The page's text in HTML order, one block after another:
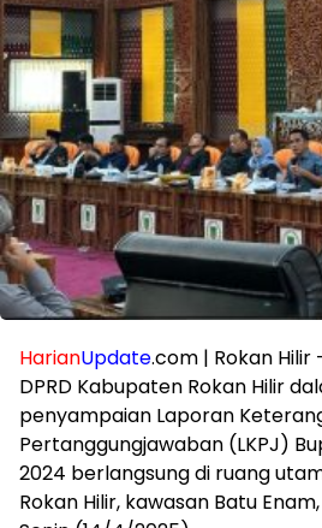
HarianUpdate.com | Rokan
DPRD Kabupaten Rokan Hilir
penyampaian Laporan
Pertanggungjawaban (LKPJ)
2024 berlangsung di ruang
Rokan Hilir, kawasan Batu